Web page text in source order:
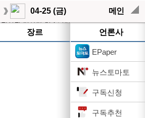
04-25 (금) 메인
장르 언론사
EPaper
뉴스토마토
구독신청
구독추천
작성된 기사가 없습니다.